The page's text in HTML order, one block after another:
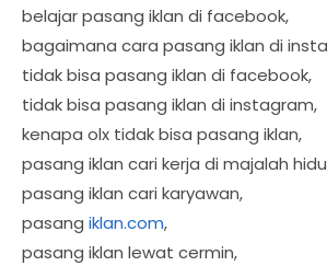
belajar pasang iklan di facebook,
bagaimana cara pasang iklan di
tidak bisa pasang iklan di facebook,
tidak bisa pasang iklan di instagram,
kenapa olx tidak bisa pasang iklan,
pasang iklan cari kerja di majalah
pasang iklan cari karyawan,
pasang iklan.com,
pasang iklan lewat cermin,